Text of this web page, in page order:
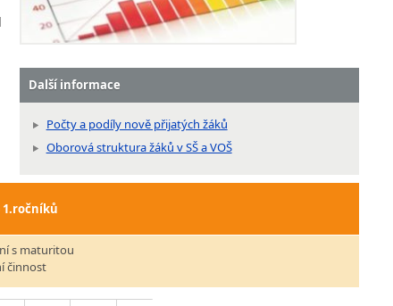
Další informace
Počty a podíly nově přijatých žáků
Oborová struktura žáků v SŠ a VOŠ
1.ročníků
s maturitou
činnost